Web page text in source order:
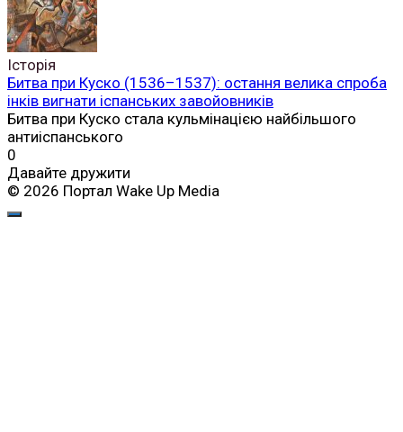
Історія
Битва при Куско (1536–1537): остання велика спроба
інків вигнати іспанських завойовників
Битва при Куско стала кульмінацією найбільшого
антиіспанського
0
Давайте дружити
© 2026 Портал Wake Up Media